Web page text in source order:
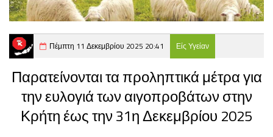
Πέμπτη 11 Δεκεμβρίου 2025 20:41 Είς Υγείαν
Παρατείνονται τα προληπτικά μέτρα για
την ευλογιά των αιγοπροβάτων στην
Κρήτη έως την 31η Δεκεμβρίου 2025